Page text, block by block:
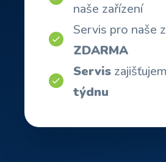
naše zařízení
Servis pro naše
ZDARMA
Servis
týdnu